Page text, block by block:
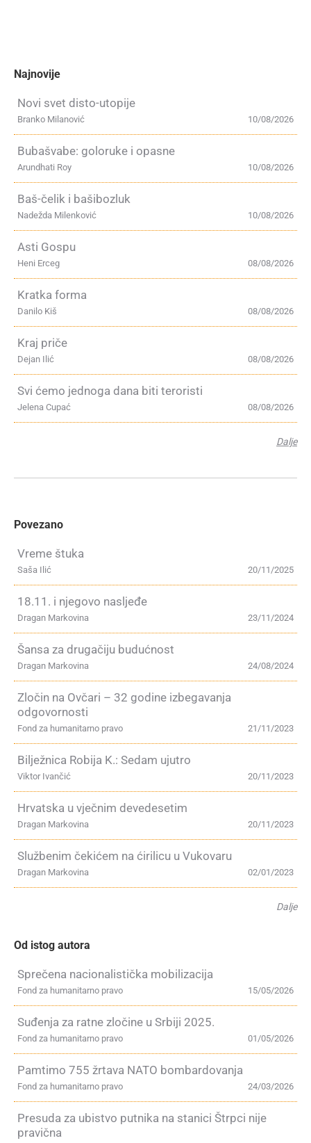
Najnovije
Novi svet disto-utopije
10/08/2026
Branko Milanović
Bubašvabe: goloruke i opasne
10/08/2026
Arundhati Roy
Baš-čelik i bašibozluk
10/08/2026
Nadežda Milenković
Asti Gospu
08/08/2026
Heni Erceg
Kratka forma
08/08/2026
Danilo Kiš
Kraj priče
08/08/2026
Dejan Ilić
Svi ćemo jednoga dana biti teroristi
08/08/2026
Jelena Cupać
Dalje
Povezano
Vreme štuka
20/11/2025
Saša Ilić
18.11. i njegovo nasljeđe
23/11/2024
Dragan Markovina
Šansa za drugačiju budućnost
24/08/2024
Dragan Markovina
Zločin na Ovčari – 32 godine izbegavanja
odgovornosti
21/11/2023
Fond za humanitarno pravo
Bilježnica Robija K.: Sedam ujutro
20/11/2023
Viktor Ivančić
Hrvatska u vječnim devedesetim
20/11/2023
Dragan Markovina
Službenim čekićem na ćirilicu u Vukovaru
02/01/2023
Dragan Markovina
Dalje
Od istog autora
Sprečena nacionalistička mobilizacija
15/05/2026
Fond za humanitarno pravo
Suđenja za ratne zločine u Srbiji 2025.
01/05/2026
Fond za humanitarno pravo
Pamtimo 755 žrtava NATO bombardovanja
24/03/2026
Fond za humanitarno pravo
Presuda za ubistvo putnika na stanici Štrpci nije
pravična